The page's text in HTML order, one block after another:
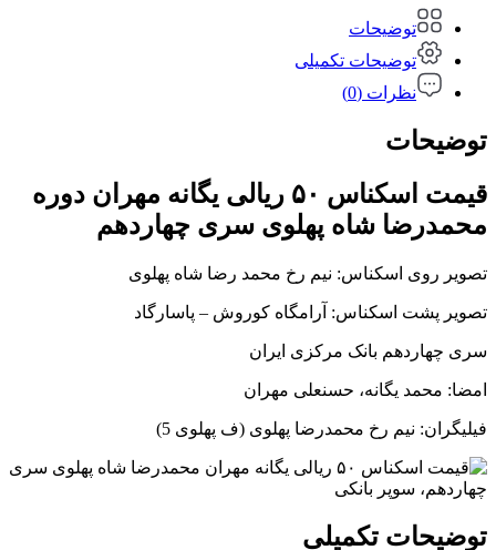
توضیحات
توضیحات تکمیلی
نظرات (0)
توضیحات
قیمت اسکناس ۵۰ ریالی یگانه مهران دوره
محمدرضا شاه پهلوی سری چهاردهم
تصویر روی اسکناس: نیم رخ محمد رضا شاه پهلوی
تصویر پشت اسکناس: آرامگاه کوروش – پاسارگاد
سری چهاردهم بانک مرکزی ایران
امضا: محمد یگانه، حسنعلی مهران
فیلیگران: نیم رخ محمدرضا پهلوی (ف پهلوی 5)
توضیحات تکمیلی